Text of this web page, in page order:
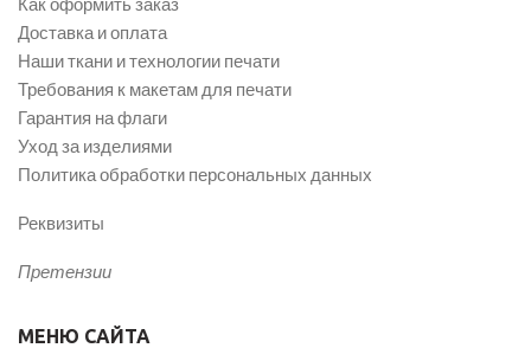
Доставка и оплата
Наши ткани и технологии печати
Требования к макетам для печати
Гарантия на флаги
Уход за изделиями
Политика обработки персональных данных
Реквизиты
Претензии
МЕНЮ САЙТА